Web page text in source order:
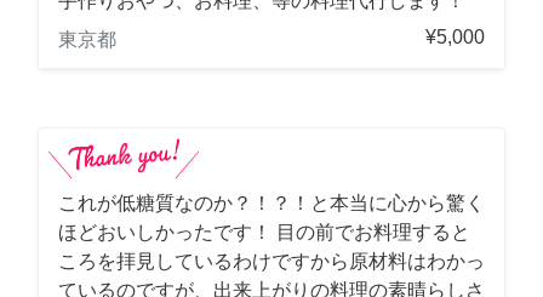
東京都
¥5,000
これが低糖質なのか？！？！と本当に心から驚く
ほどおいしかったです！ 目の前でお料理すると
ころを拝見しているわけですから原材料はわかっ
ているのですが、出来上がりの料理の素晴らしさ